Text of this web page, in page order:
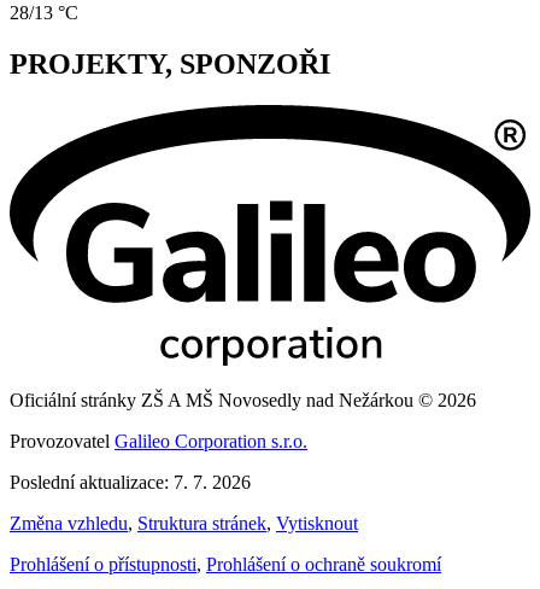
28/13 °C
PROJEKTY, SPONZOŘI
Oficiální stránky ZŠ A MŠ Novosedly nad Nežárkou © 2026
Provozovatel Galileo Corporation s.r.o.
Poslední aktualizace: 7. 7. 2026
Změna vzhledu, Struktura stránek, Vytisknout
Prohlášení o přístupnosti, Prohlášení o ochraně soukromí